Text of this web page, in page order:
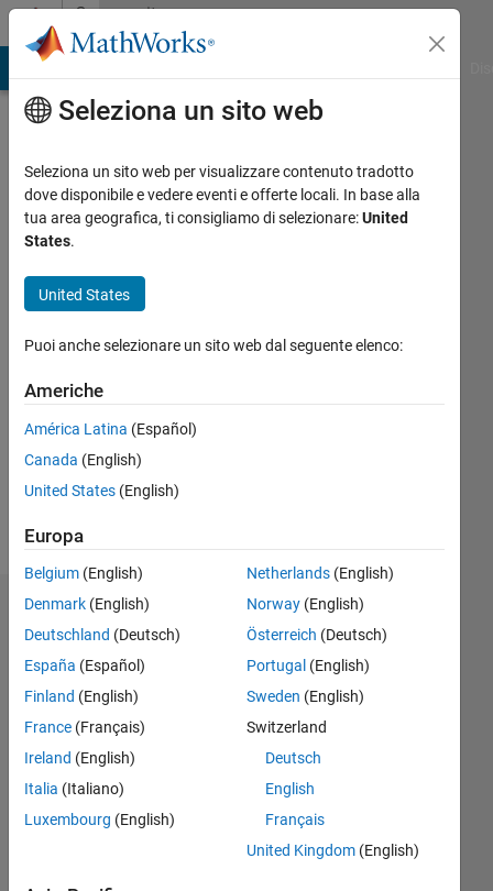
Vai al contenutoCommunity
Profile
mohammad
Attivo
dal 2011
Followers:
Following:
Dashboard
Statistica
M…
-10
-5
5
15
25
35
45
80
60
70
-20
Seleziona un sito web
Seleziona un sito web per visualizzare contenuto tradotto
dove disponibile e vedere eventi e offerte locali. In base alla
tua area geografica, ti consigliamo di selezionare:United
States.
United States
Puoi anche selezionare un sito web dal seguente elenco:
Americhe
América Latina (Español)
Canada (English)
United States (English)
Europa
Belgium (English)
Denmark (English)
Deutschland (Deutsch)
España (Español)
Finland (English)
France (Français)
Ireland (English)
Italia (Italiano)
Luxembourg (English)
Netherlands(English)
Norway(English)
Österreich (Deutsch)
Portugal (English)
Sweden (English)
Switzerland
Deutsch
English
Français
United Kingdom(English)